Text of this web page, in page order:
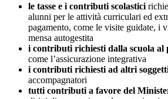
le tasse e i contributi scolastici
alunni per le attività curriculari ed
pagamento, come le visite guidate, i
mensa autogestita
i contributi richiesti dalla scuola al
come l’assicurazione integrativa
i contributi richiesti ad altri
accompagnatori
tutti contributi a favore del